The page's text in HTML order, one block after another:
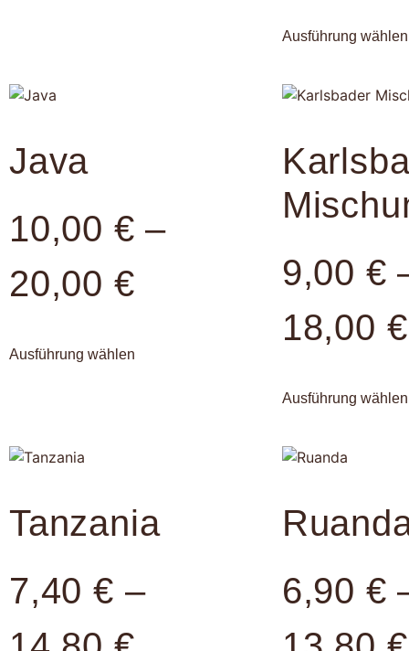
Ausführung wählen
Java
10,00 € –
20,00 €
Ausführung wählen
9,00 €
18,00 €
Ausführung wählen
Tanzania
7,40 € –
6,90 €